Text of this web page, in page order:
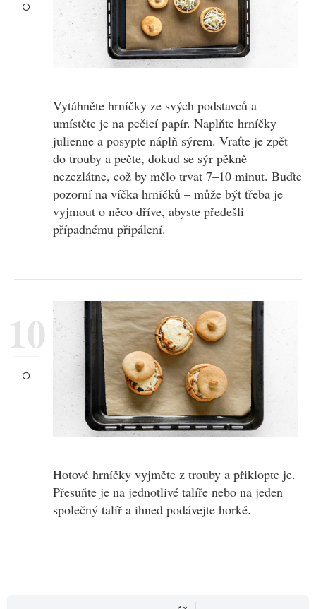
Vytáhněte hrníčky ze svých podstavců a
umístěte je na pečicí papír. Naplňte hrníčky
julienne a posypte náplň sýrem. Vraťte je zpět
do trouby a pečte, dokud se sýr pěkně
nezezlátne, což by mělo trvat 7–10 minut. Buďte
pozorní na víčka hrníčků – může být třeba je
vyjmout o něco dříve, abyste předešli
případnému připálení.
10
Hotové hrníčky vyjměte z trouby a přiklopte je.
Přesuňte je na jednotlivé talíře nebo na jeden
společný talíř a ihned podávejte horké.